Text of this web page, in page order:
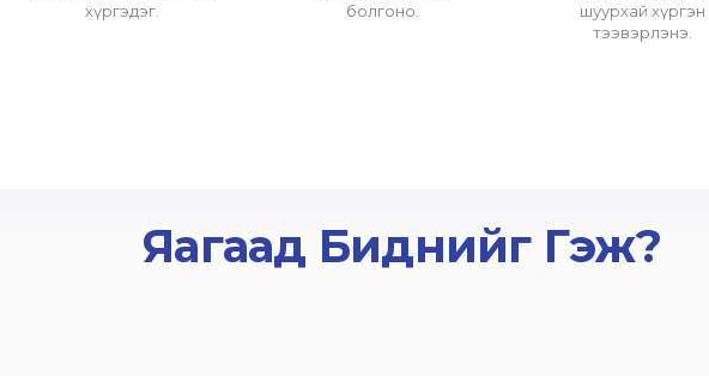
хүргэдэг.
болгоно.
шуурхай хүргэн
тээвэрлэнэ.
Яагаад Биднийг Гэж?